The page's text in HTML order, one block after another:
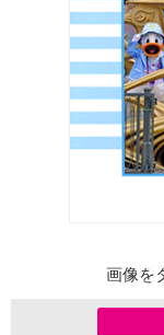
画像を